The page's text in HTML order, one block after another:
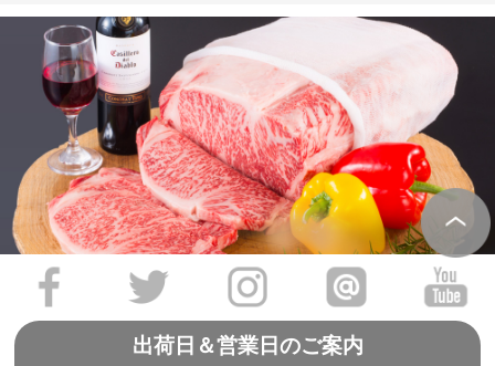
出荷日＆営業日のご案内